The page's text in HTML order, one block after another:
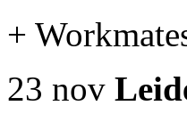
+
23 nov